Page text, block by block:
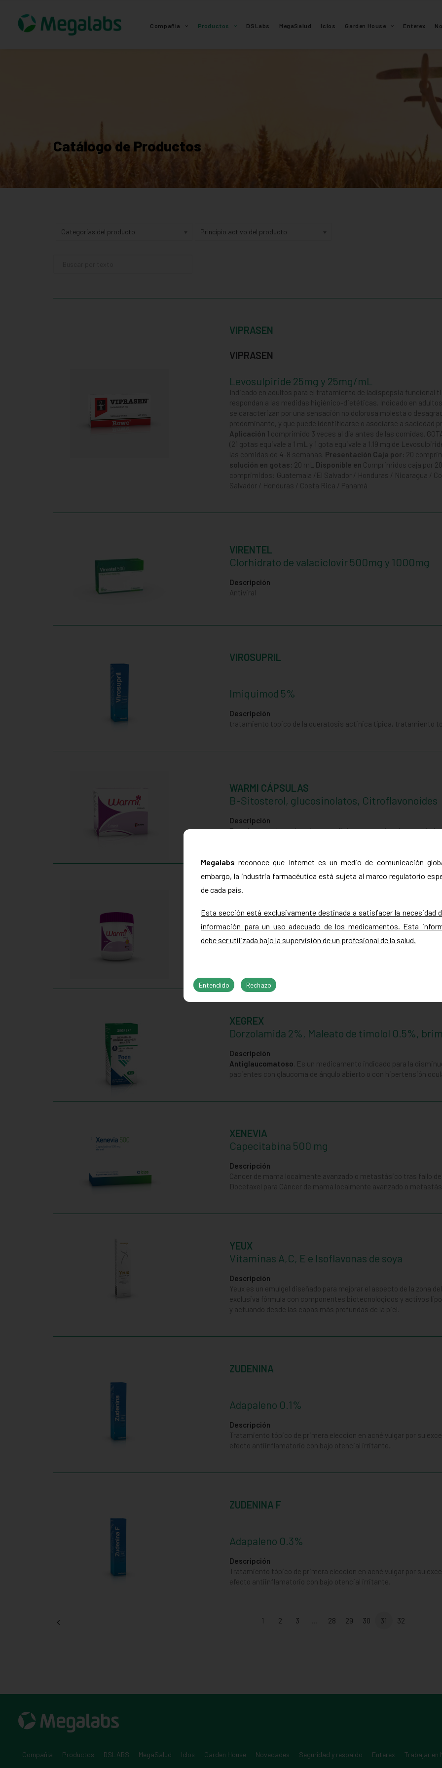
Compañia Productos DSLabs MegaSalud Iclos Garden House Enterex
Catálogo de Productos
Categorías del producto Principio activo del producto
VIPRASEN
VIPRASEN
Levosulpiride 25mg y 25mg/mL
Indicado en adultos para el tratamiento de ladispepsia funcional
respondan a las medidas higiénico-dietéticas. Indicado en
se caracterizan por una sensación no dolorosa molesta o
predominante, y que puede identificarse o asociarse a saciedad
Aplicación 1 comprimido 3 veces al día antes de las comidas.
(21 gotas equivale a 1 mL y 1 gota equivale a 1.19 mg de
las comidas de 4-8 semanas. Presentación Caja por: 20
solución en gotas: 20 mL Disponible en Comprimidos caja por
comprimidos: Guatemala /El Salvador / Honduras / Nicaragua /
Salvador / Honduras / Costa Rica / Panamá
VIRENTEL
Clorhidrato de valaciclovir 500mg y 1000mg
Descripción
Antiviral
VIROSUPRIL
Imiquimod 5%
Descripción
tratamiento topico de la queratosis actinica típica, tratamiento
WARMI CÁPSULAS
B-Sitosterol, glucosinolatos, Citroflavonoides
Descripción
Terapia natural para los síntomas físicos y emocionales
WARMI POLVO
B-Sitosterol, glucosinolatos,
minerales y proteínas
Descripción
Terapia natural para los síntomas físicos y emocionales
XEGREX
Dorzolamida 2%, Maleato de timolol 0.5%,
Descripción
Antiglaucomatoso . Es un medicamento indicado para la
pacientes con glaucoma de ángulo abierto o con hipertensión
XENEVIA
Capecitabina 500 mg
Descripción
Cáncer de mama localmente avanzado o metastásico tras fallo
Docetaxel para Cáncer de mama localmente avanzado o
YEUX
Vitaminas A,C, E e Isoflavonas de soya
Descripción
Yeux es un emulgel diseñado para mejorar el aspecto de la zona
exclusiva fórmula con componentes biotecnológicos y activos
y actuando desde las capas más profundas de la piel.
ZUDENINA
Adapaleno 0.1%
Descripción
Tratamiento tópico de primera eleccion en acné vulgar por su
efecto antiinflamatorio con bajo otencial irritante..
ZUDENINA F
Adapaleno 0.3%
Descripción
Tratamiento tópico de primera eleccion en acné vulgar por su
efecto antiinflamatorio con bajo otencial irritante.
1 2 3 28 29 30 31 32
Compañia Productos DSLABS MegaSalud Iclos Garden House Novedades Seguridad y respaldo Enterex Trabajar en
Megalabs reconoce que Internet es un medio de comunicación
embargo, la industria farmacéutica está sujeta al marco regulatorio
de cada país.
Esta sección está exclusivamente destinada a satisfacer la necesidad
información para un uso adecuado de los medicamentos. Esta
debe ser utilizada bajo la supervisión de un profesional de la salud.
Entendido Rechazo